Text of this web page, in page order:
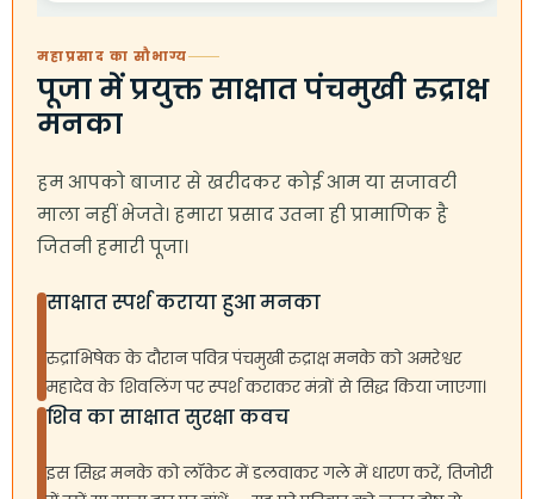
महाप्रसाद का सौभाग्य
पूजा में प्रयुक्त साक्षात पंचमुखी रुद्राक्ष
मनका
हम आपको बाजार से खरीदकर कोई आम या सजावटी
माला नहीं भेजते। हमारा प्रसाद उतना ही प्रामाणिक है
जितनी हमारी पूजा।
साक्षात स्पर्श कराया हुआ मनका
रुद्राभिषेक के दौरान पवित्र पंचमुखी रुद्राक्ष मनके को अमरेश्वर
महादेव के शिवलिंग पर स्पर्श कराकर मंत्रों से सिद्ध किया जाएगा।
शिव का साक्षात सुरक्षा कवच
इस सिद्ध मनके को लॉकेट में डलवाकर गले में धारण करें, तिजोरी